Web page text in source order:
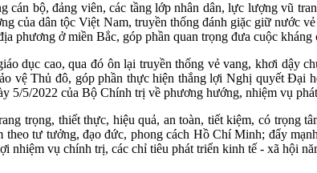
cán bộ, đảng viên, các tầng lớp nhân dân, lực lượng vũ
của dân tộc Việt Nam, truyền thống đánh giặc giữ nước
phương ở miền Bắc, góp phần quan trọng đưa cuộc
dục cao, qua đó ôn lại truyền thống vẻ vang, khơi dậy
vệ Thủ đô, góp phần thực hiện thắng lợi Nghị quyết
5/2022 của Bộ Chính trị về phương hướng, nhiệm vụ
trọng, thiết thực, hiệu quả, an toàn, tiết kiệm, có trọng
tư tưởng, đạo đức, phong cách Hồ Chí Minh; đẩy
nhiệm vụ chính trị, các chỉ tiêu phát triển kinh tế - xã hội